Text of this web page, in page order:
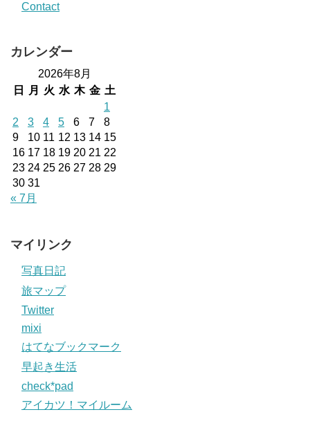
Contact
カレンダー
2026年8月
日
月 火 水 木 金 土
1
2
3 4 5 6 7
8
9
10 11 12 13 14 15
16 17 18 19 20 21 22
23 24 25 26 27 28 29
30 31
« 7月
マイリンク
写真日記
旅マップ
Twitter
mixi
はてなブックマーク
早起き生活
check*pad
アイカツ！マイルーム